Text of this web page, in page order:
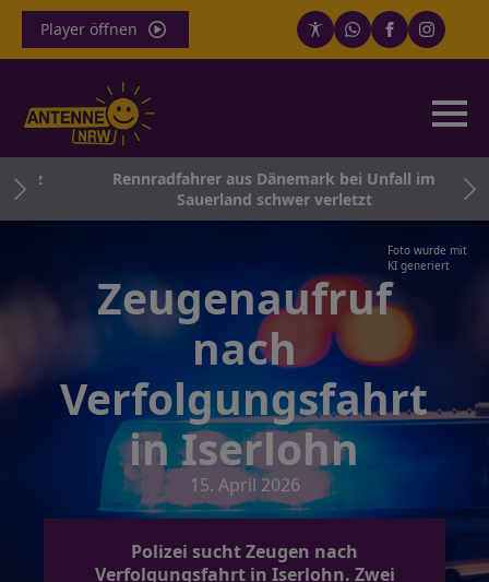
Player öffnen
Rennradfahrer aus Dänemark bei Unfall im
Sauerland schwer verletzt
Foto wurde mit
KI generiert
Zeugenaufruf
nach
Verfolgungsfahrt
in Iserlohn
15. April 2026
Polizei sucht Zeugen nach
Verfolgungsfahrt in Iserlohn. Zwei